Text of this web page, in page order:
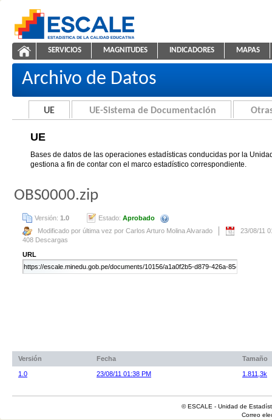
ESCALE - Unidad de Estadística Educativa
UE
NAVEGACIÓN
SERVICIOS MAGNITUDES INDICADORES MAPAS
Archivo de Datos
UE UE-Sistema de Documentación
UE
Bases de datos de las operaciones estadísticas conducidas por la
gestiona a fin de contar con el marco estadístico correspondiente.
OBS0000.zip
Versión: 1.0 Estado: Aprobado
Modificado por última vez por Carlos Arturo Molina Alvarado
23/08/11
408 Descargas
URL
Versión Fecha Tamaño
1.0 23/08/11 01:38 PM 1.811,3k
© ESCALE - Unidad de
Correo